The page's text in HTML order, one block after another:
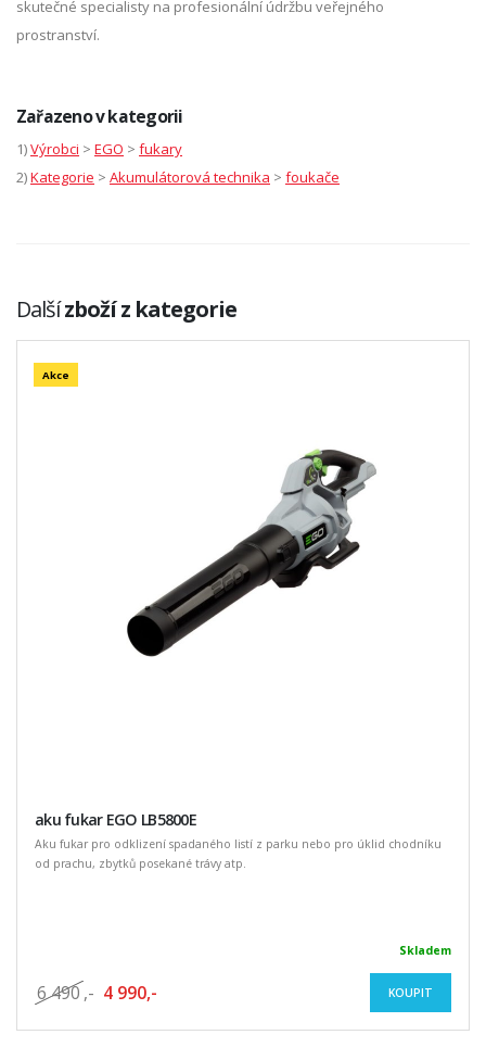
skutečné specialisty na profesionální údržbu veřejného
prostranství.
Zařazeno v kategorii
1)Výrobci > EGO > fukary
2)Kategorie > Akumulátorová technika > foukače
Dalšízboží z kategorie
Akce
aku fukar EGO LB5800E
Aku fukar pro odklizení spadaného listí z parku nebo pro úklid chodníku
od prachu, zbytků posekané trávy atp.
Skladem
6 490 ,- 4 990,- KOUPIT